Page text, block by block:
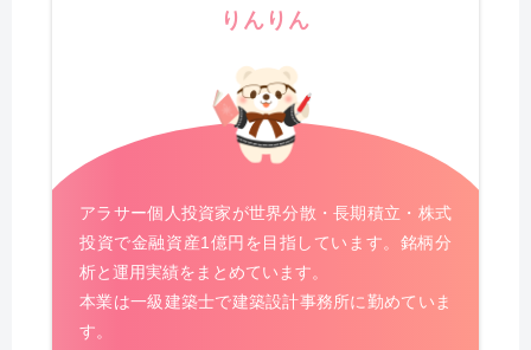
りんりん
アラサー個人投資家が世界分散・長期積立・株式
投資で金融資産1億円を目指しています。銘柄分
析と運用実績をまとめています。
本業は一級建築士で建築設計事務所に勤めていま
す。